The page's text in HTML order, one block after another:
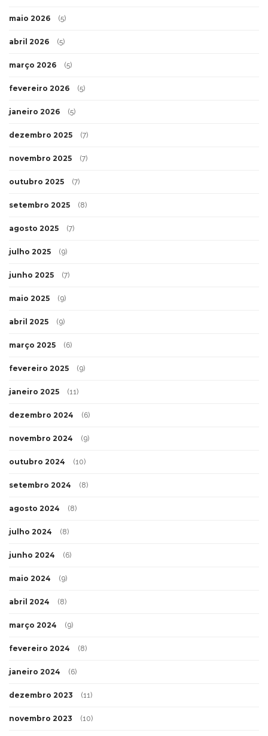
maio 2026 (5)
abril 2026 (5)
março 2026 (5)
fevereiro 2026 (5)
janeiro 2026 (5)
dezembro 2025 (7)
novembro 2025 (7)
outubro 2025 (7)
setembro 2025 (8)
agosto 2025 (7)
julho 2025 (9)
junho 2025 (7)
maio 2025 (9)
abril 2025 (9)
março 2025 (6)
fevereiro 2025 (9)
janeiro 2025 (11)
dezembro 2024 (6)
novembro 2024 (9)
outubro 2024 (10)
setembro 2024 (8)
agosto 2024 (8)
julho 2024 (8)
junho 2024 (6)
maio 2024 (9)
abril 2024 (8)
março 2024 (9)
fevereiro 2024 (8)
janeiro 2024 (6)
dezembro 2023 (11)
novembro 2023 (10)